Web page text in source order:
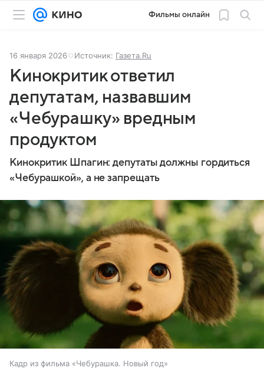
Фильмы онлайн
16 января 2026 Источник: Газета.Ru
Кинокритик ответил
депутатам, назвавшим
«Чебурашку» вредным
продуктом
Кинокритик Шпагин: депутаты должны гордиться
«Чебурашкой», а не запрещать
Кадр из фильма «Чебурашка. Новый год»